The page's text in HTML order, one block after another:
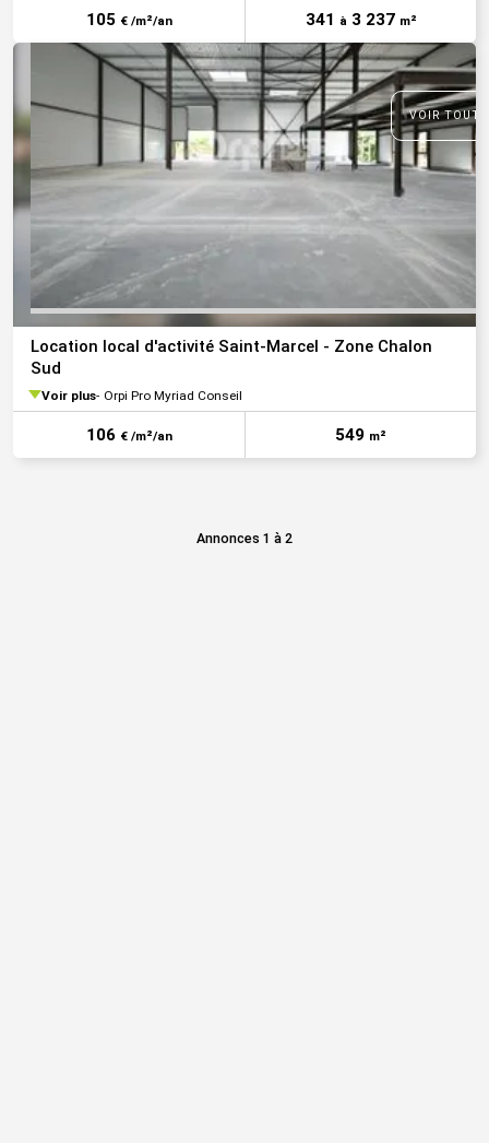
105 € /m²/an 341 à3 237 m²
VOIR
Location local d'activité Saint-Marcel - Zone Chalon
Sud
Voir plus Orpi Pro Myriad Conseil
106 € /m²/an 549 m²
Annonces 1 à 2